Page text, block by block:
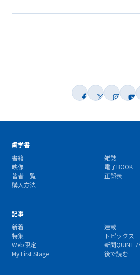
歯学書
書籍
雑誌
映像
電子BOOK
著者一覧
正誤表
購入方法
記事
新着
連載
特集
トピックス
Web限定
新聞QUINT
My First Stage
後で読む